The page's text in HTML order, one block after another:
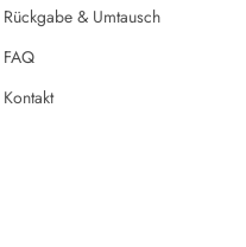
Rückgabe & Umtausch
FAQ
Kontakt